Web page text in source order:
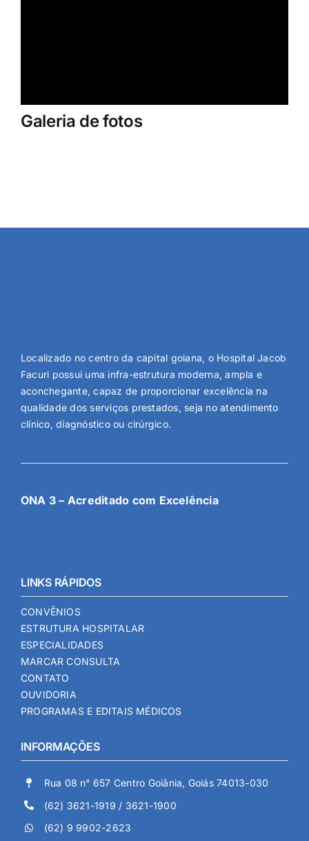
Galeria de fotos
Localizado no centro da capital goiana, o Hospital Jacob
Facuri possui uma infra-estrutura moderna, ampla e
aconchegante, capaz de proporcionar excelência na
qualidade dos serviços prestados, seja no atendimento
clínico, diagnóstico ou cirúrgico.
ONA 3 – Acreditado com Excelência
LINKS RÁPIDOS
CONVÊNIOS
ESTRUTURA HOSPITALAR
ESPECIALIDADES
MARCAR CONSULTA
CONTATO
OUVIDORIA
PROGRAMAS E EDITAIS MÉDICOS
INFORMAÇÕES
Rua 08 n° 657 Centro Goiânia, Goiás 74013-030
(62) 3621-1919 / 3621-1900
(62) 9 9902-2623